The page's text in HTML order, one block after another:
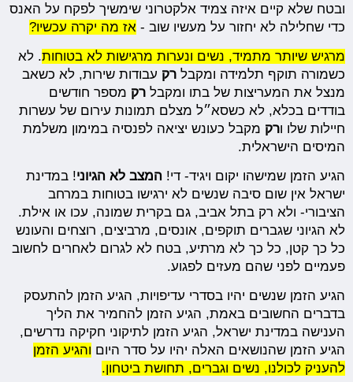
ובטח שלא קיים איזה צמיד אלקטרוני שימשיך לפקח על האנס
כדי שחלילה לא יחזור על מעשיו שוב -אז מה יקרה עכשיו?
מרגיש שיותר מתמיד, נשים ונערות מרגישות לא בטוחות. לא
כשמורה תוקף תלמידה ומקבלרק עבודות שירות, לא כשאב
מנצל את המעריצות של בתו ומקבלרק מספר חודשים
בודדים בכלא, לא כשסא״ל מצלם תמונות עירום של עשרות
חיילות שלו ורק מקבל כעונש יציאה לפנסיה במימון משלמת
המיסים הישראלית.
הגיע הזמן שמישהו יקום ויגיד- די!המצב לא הגיוני! במדינת
ישראל אין שום סיבה שנשים לא ירגישו בטוחות במרחב
הציבורי- ולא רק בתל אביב, גם בקרית שמונה, עכו או אילת.
לא הגיוני שגברים תוקפים, אונסים, מרביצים, רוצחים והעונש
כל כך קטן, כל כך לא מרתיע, בטח לא לגרום לאחרים לחשוב
פעמיים לפני שהם מעזים לפגוע.
הגיע הזמן שנשים יהיו בסדרי עדיפויות, הגיע הזמן להתעסק
בדברים החשובים באמת, הגיע הזמן להחמיר את הליך
הענישה במדינת ישראל, הגיע הזמן לתיקוני חקיקה נדרשים,
הגיע הזמן שהנושאים האלה יהיו על סדר היום והגיע הזמן
להעניק לכולנו, נשים וגברים, תחושת ביטחון.